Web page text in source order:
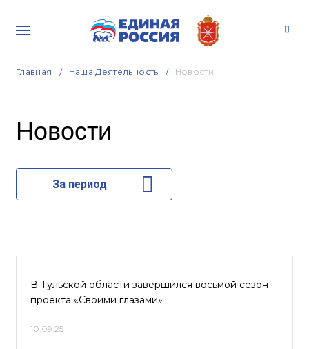
Главная Наша Деятельность Новости
Новости
За период
В Тульской области завершился восьмой сезон
проекта «Своими глазами»
10.09.25